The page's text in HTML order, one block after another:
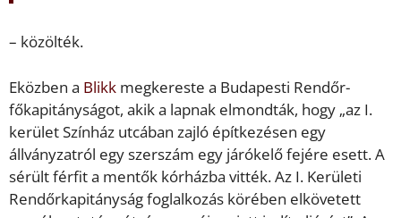
– közölték.
Eközben a Blikk megkereste a Budapesti Rendőr-
főkapitányságot, akik a lapnak elmondták, hogy „az I.
kerület Színház utcában zajló építkezésen egy
állványzatról egy szerszám egy járókelő fejére esett. A
sérült férfit a mentők kórházba vitték. Az I. Kerületi
Rendőrkapitányság foglalkozás körében elkövetett